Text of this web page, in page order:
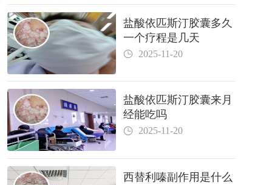
盐酸依匹斯汀胶囊多久
一个疗程是几天
2025-11-20
盐酸依匹斯汀胶囊来月
经能吃吗
2025-11-20
西替利嗪副作用是什么